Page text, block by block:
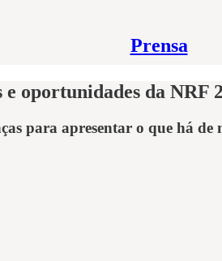
Prensa
oportunidades da NRF
para apresentar o que há